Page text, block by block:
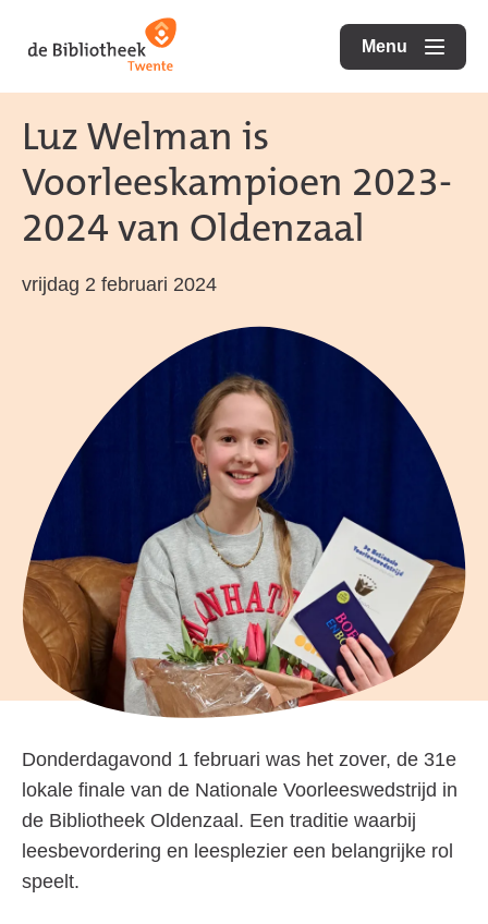
direct
content
direct
footer
naar
de
homepagina
Menu
openen
Luz Welman is
Voorleeskampioen 2023-
2024 van Oldenzaal
vrijdag 2 februari 2024
Donderdagavond 1 februari was het zover, de 31e
lokale finale van de Nationale Voorleeswedstrijd in
de Bibliotheek Oldenzaal. Een traditie waarbij
leesbevordering en leesplezier een belangrijke rol
speelt.